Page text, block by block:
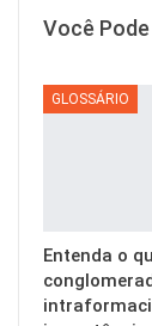
Você
GLOSSÁRIO
Entenda o